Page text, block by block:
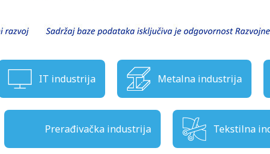
IT industrija Metalna industrija
Prerađivačka industrija Tekstilna